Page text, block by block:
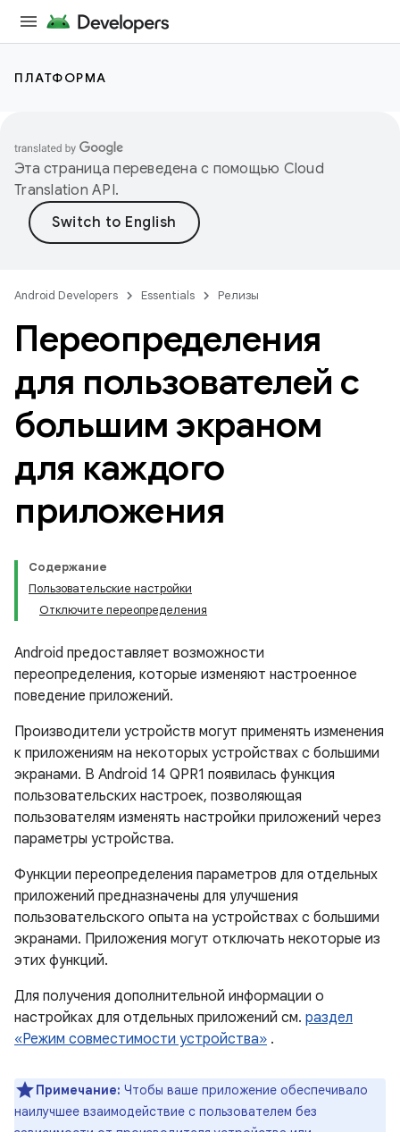
ПЛАТФОРМА
Эта страница переведена с помощью Cloud
Translation API.
Android Developers Essentials Релизы
Переопределения
для пользователей с
большим экраном
для каждого
приложения
Содержание
Пользовательские настройки
Отключите переопределения
Android предоставляет возможности
переопределения, которые изменяют настроенное
поведение приложений.
Производители устройств могут применять изменения
к приложениям на некоторых устройствах с большими
экранами. В Android 14 QPR1 появилась функция
пользовательских настроек, позволяющая
пользователям изменять настройки приложений через
параметры устройства.
Функции переопределения параметров для отдельных
приложений предназначены для улучшения
пользовательского опыта на устройствах с большими
экранами. Приложения могут отключать некоторые из
этих функций.
Для получения дополнительной информации о
настройках для отдельных приложений см. раздел
«Режим совместимости устройства» .
Примечание: Чтобы ваше приложение обеспечивало
наилучшее взаимодействие с пользователем без